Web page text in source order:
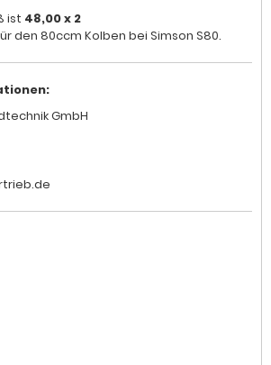
ist 48,00 x 2
den 80ccm Kolben bei Simson S80.
GmbH